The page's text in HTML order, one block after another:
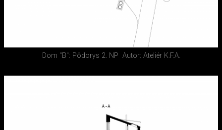
Dom "B": Pôdorys 2. NP Autor: Ateliér K.F.A.